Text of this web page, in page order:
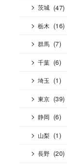
茨城 (47)
栃木 (16)
群馬 (7)
千葉 (6)
埼玉 (1)
東京 (39)
静岡 (6)
山梨 (1)
長野 (20)